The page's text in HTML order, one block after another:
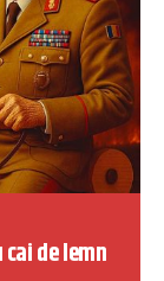
cai de lemn